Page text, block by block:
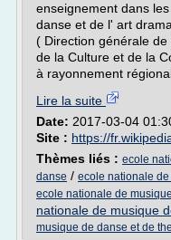
enseignement dans
danse et de l' art
( Direction générale
de la Culture et de la
à rayonnement
Lire la suite
Date: 2017-03-04
Site : https://
Thèmes liés : ecole
danse / ecole nationale
ecole nationale de
nationale de musique
musique de danse et de